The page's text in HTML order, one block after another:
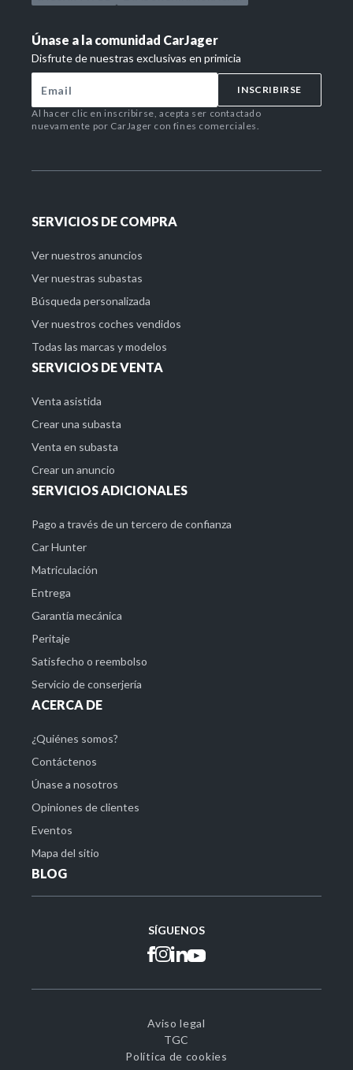
Únase a la comunidad CarJager
Disfrute de nuestras exclusivas en primicia
INSCRIBIRSE
Al hacer clic en inscribirse, acepta ser contactado
nuevamente por CarJager con fines comerciales.
SERVICIOS DE COMPRA
Ver nuestros anuncios
Ver nuestras subastas
Búsqueda personalizada
Ver nuestros coches vendidos
Todas las marcas y modelos
SERVICIOS DE VENTA
Venta asistida
Crear una subasta
Venta en subasta
Crear un anuncio
SERVICIOS ADICIONALES
Pago a través de un tercero de confianza
Car Hunter
Matriculación
Entrega
Garantía mecánica
Peritaje
Satisfecho o reembolso
Servicio de conserjería
ACERCA DE
¿Quiénes somos?
Contáctenos
Únase a nosotros
Opiniones de clientes
Eventos
Mapa del sitio
BLOG
SÍGUENOS
Aviso legal
TGC
Política de cookies